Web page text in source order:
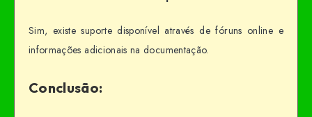
Sim, existe suporte disponível através de fóruns online e
informações adicionais na documentação.
Conclusão: